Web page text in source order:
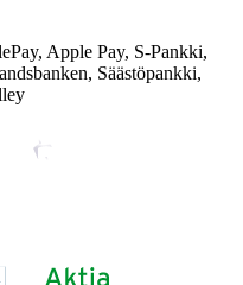
Apple Pay, S-Pankki,
Säästöpankki,